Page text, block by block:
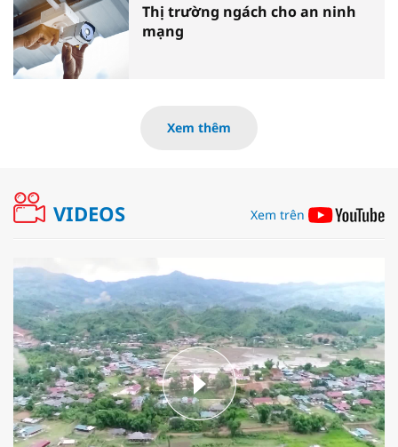
Thị trường ngách cho an ninh
mạng
Xem thêm
VIDEOS Xem trên